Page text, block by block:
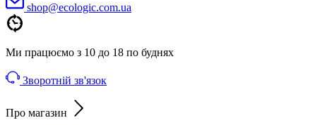
shoр@ecologic.com.ua
Ми працюємо з 10 до 18 по буднях
Зворотній зв'язок
Про магазин